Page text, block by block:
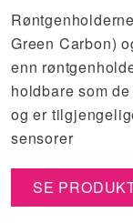
Green Carbon)
enn
holdbare som
og er
sensorer
SE